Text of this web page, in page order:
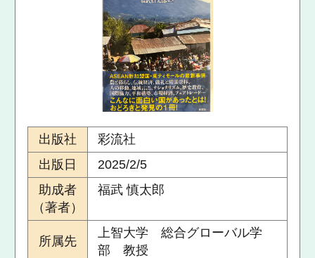
出版社
彩流社
出版日
2025/2/5
助成者
（著者）
福武 慎太郎
所属先
上智大学 総合グローバル学
部 教授